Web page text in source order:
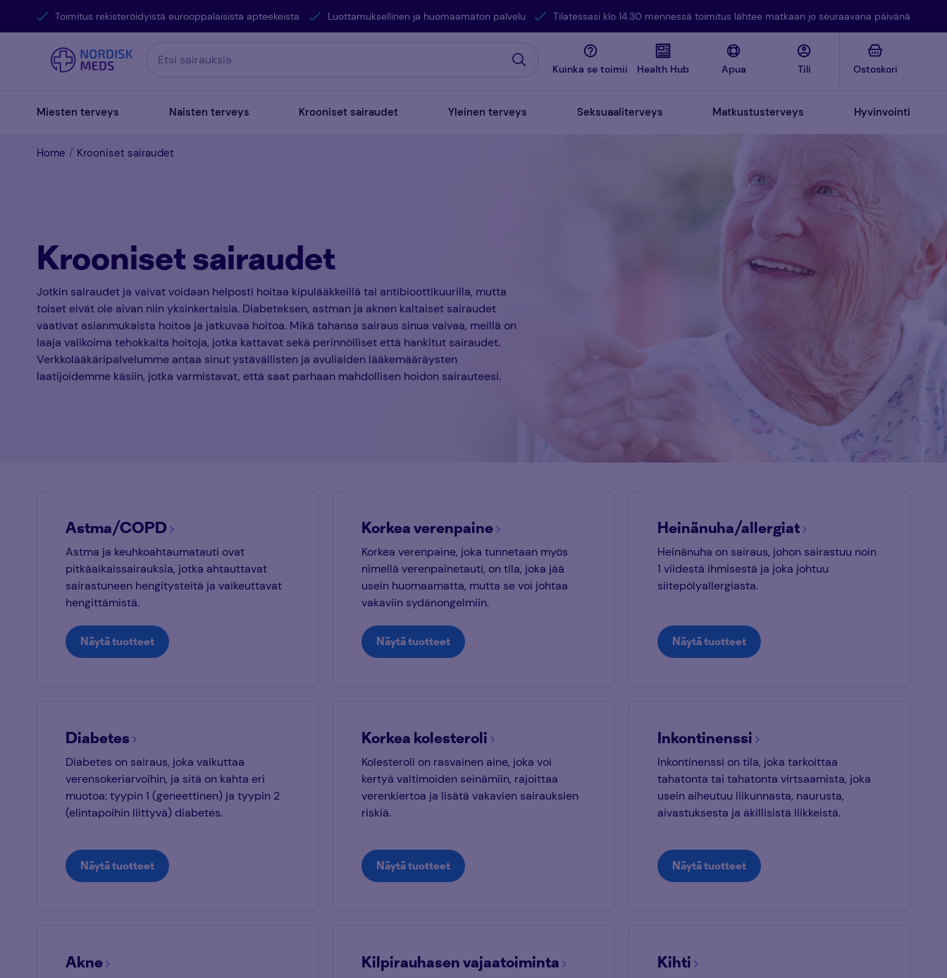
Toimitus rekisteröidyistä eurooppalaisista apteekeista Luottamuksellinen ja huomaamaton palvelu Tilatessasi klo 14.30 mennessä toimitus lähtee matkaan jo seuraavana päivänä
Kuinka se toimii Health Hub Apua Tili Ostoskori
Miesten terveys Naisten terveys Krooniset sairaudet Yleinen terveys Seksuaaliterveys Matkustusterveys Hyvinvointi
Home Krooniset sairaudet
Krooniset sairaudet
Jotkin sairaudet ja vaivat voidaan helposti hoitaa kipulääkkeillä tai antibioottikuurilla, mutta
toiset eivät ole aivan niin yksinkertaisia. Diabeteksen, astman ja aknen kaltaiset sairaudet
vaativat asianmukaista hoitoa ja jatkuvaa hoitoa. Mikä tahansa sairaus sinua vaivaa, meillä on
laaja valikoima tehokkaita hoitoja, jotka kattavat sekä perinnölliset että hankitut sairaudet.
Verkkolääkäripalvelumme antaa sinut ystävällisten ja avuliaiden lääkemääräysten
laatijoidemme käsiin, jotka varmistavat, että saat parhaan mahdollisen hoidon sairauteesi.
Astma/COPD
Astma ja keuhkoahtaumatauti ovat
pitkäaikaissairauksia, jotka ahtauttavat
sairastuneen hengitysteitä ja vaikeuttavat
hengittämistä.
Näytä tuotteet
Korkea verenpaine
Korkea verenpaine, joka tunnetaan myös
nimellä verenpainetauti, on tila, joka jää
usein huomaamatta, mutta se voi johtaa
vakaviin sydänongelmiin.
Näytä tuotteet
Heinänuha/allergiat
Heinänuha on sairaus, johon sairastuu noin
1 viidestä ihmisestä ja joka johtuu
siitepölyallergiasta.
Näytä tuotteet
Diabetes
Diabetes on sairaus, joka vaikuttaa
verensokeriarvoihin, ja sitä on kahta eri
muotoa: tyypin 1 (geneettinen) ja tyypin 2
(elintapoihin liittyvä) diabetes.
Näytä tuotteet
Korkea kolesteroli
Kolesteroli on rasvainen aine, joka voi
kertyä valtimoiden seinämiin, rajoittaa
verenkiertoa ja lisätä vakavien sairauksien
riskiä.
Näytä tuotteet
Inkontinenssi
Inkontinenssi on tila, joka tarkoittaa
tahatonta tai tahatonta virtsaamista, joka
usein aiheutuu liikunnasta, naurusta,
aivastuksesta ja äkillisistä liikkeistä.
Näytä tuotteet
Akne Kilpirauhasen vajaatoiminta Kihti